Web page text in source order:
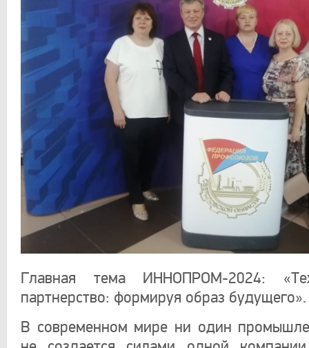
Главная тема ИННОПРОМ-2024:
партнерство: формируя образ будущего».
В современном мире ни один